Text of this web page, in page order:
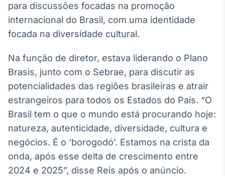
Broadcast
Widgets
para conteúdos e
funcionalidades
Broadcast
Wallboard
Conteúdos e
displays e telas
para discussões focadas na promoção
internacional do Brasil, com uma identidade
focada na diversidade cultural.
Na função de diretor, estava liderando o Plano
Brasis, junto com o Sebrae, para discutir as
potencialidades das regiões brasileiras e atrair
estrangeiros para todos os Estados do País. “O
Brasil tem o que o mundo está procurando hoje:
natureza, autenticidade, diversidade, cultura e
negócios. É o ‘borogodó’. Estamos na crista da
onda, após esse delta de crescimento entre
2024 e 2025”, disse Reis após o anúncio.